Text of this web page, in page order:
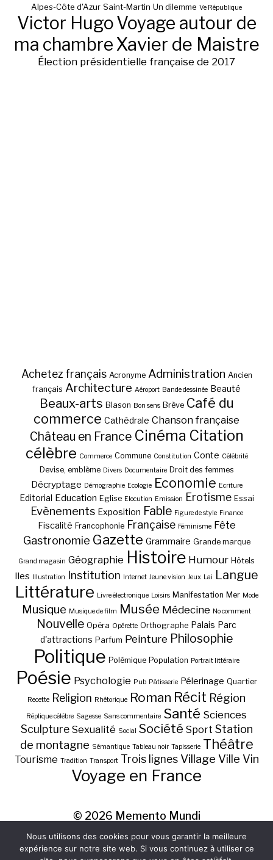
Alpes-Côte d'Azur Saint-Martin Un dilemme Ve République
Victor HugoVoyage autour de
ma chambre Xavier de Maistre
Élection présidentielle française de 2017
Achetez français Acronyme Administration Ancien
français Architecture Aéroport Bande dessinée Beauté
Beaux-arts Blason Bon sens Brève Café du
commerce Cathédrale Chanson française
Château en France Cinéma Citation
célèbre Commerce Commune Constitution Conte Célébrité
Devise, emblème Divers Documentaire Droit des femmes
Décryptage Démographie Ecologie Economie Ecriture
Editorial Education Eglise Elocution Emission Erotisme Essai
Evènements Exposition Fable Figure de style Finance
Fiscalité Francophonie Française Féminisme Fête
Gastronomie Gazette Grammaire Grande marque
Grand magasin Géographie Histoire Humour Hôtels
Iles Illustration Institution Internet Jeune vision Jeux Lai Langue
Littérature Livre électronique Loisirs Manifestation Mer Mode
Musique Musique de film Musée Médecine No comment
Nouvelle Opéra Opérette Orthographe Palais Parc
d'attractions Parfum Peinture Philosophie
Politique Polémique Population Portrait littéraire
Poésie Psychologie Pub Pâtisserie Pélerinage Quartier
Recette Religion Rhétorique Roman Récit Région
Réplique célèbre Sagesse Sans commentaire Santé Sciences
Sculpture Sexualité Social Société Sport Station
de montagne Sémantique Tableau noir Tapisserie Théâtre
Tourisme Tradition Transport Trois lignes Village Ville Vin
Voyage en France
© 2026 Memento Mundi
Nous utilisons des cookies pour vous garantir la meilleure
expérience sur notre site web. Si vous continuez à utiliser ce